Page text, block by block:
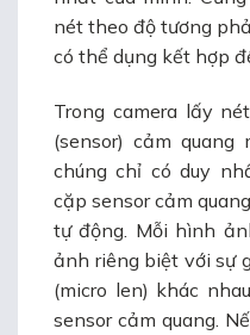
nét theo độ tương
có thể dụng kết hợp
Trong camera lấy
(sensor) cảm
chúng chỉ có duy
cặp sensor cảm
tự động. Mỗi hình
ảnh riêng biệt với sự
(micro len) khác
sensor cảm quang.